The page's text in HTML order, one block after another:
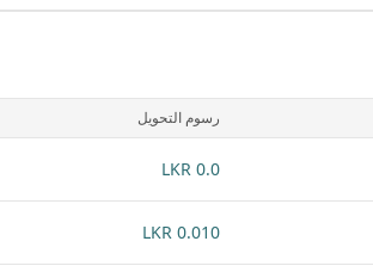
رسوم التحويل
0.0 LKR
0.010 LKR